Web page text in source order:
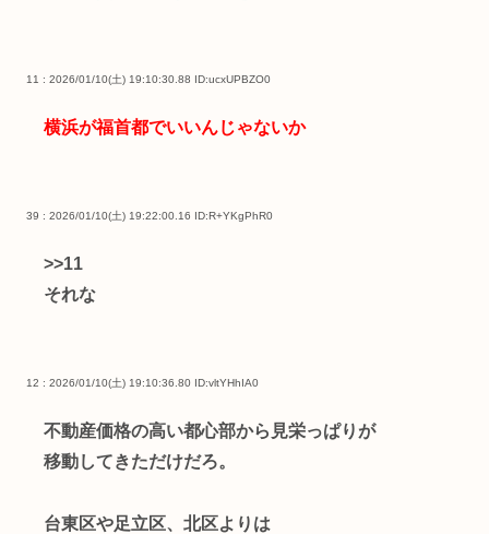
11 : 2026/01/10(土) 19:10:30.88 ID:ucxUPBZO0
横浜が福首都でいいんじゃないか
39 : 2026/01/10(土) 19:22:00.16 ID:R+YKgPhR0
>>11
それな
12 : 2026/01/10(土) 19:10:36.80 ID:vltYHhIA0
不動産価格の高い都心部から見栄っぱりが
移動してきただけだろ。
台東区や足立区、北区よりは